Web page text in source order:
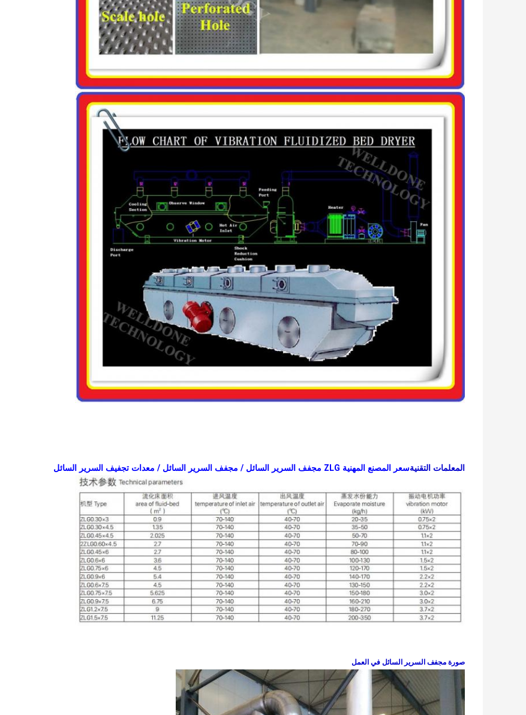
المعلمات التقنيةسعر المصنع المهنية ZLG مجفف السرير السائل / مجفف السرير السائل / معدات تجفيف السرير السائل
صورة مجفف السرير السائل في العمل